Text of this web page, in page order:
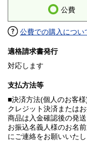
公費
公費での購入につい
適格請求書発行
対応します
支払方法等
■決済方法(個人のお客様
クレジット決済または
商品は入金確認後の発送
お振込名義人様のお名
にご連絡をお願いいたし